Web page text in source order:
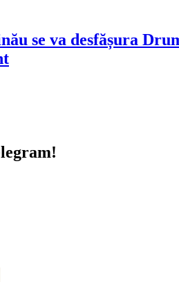
se va desfășura